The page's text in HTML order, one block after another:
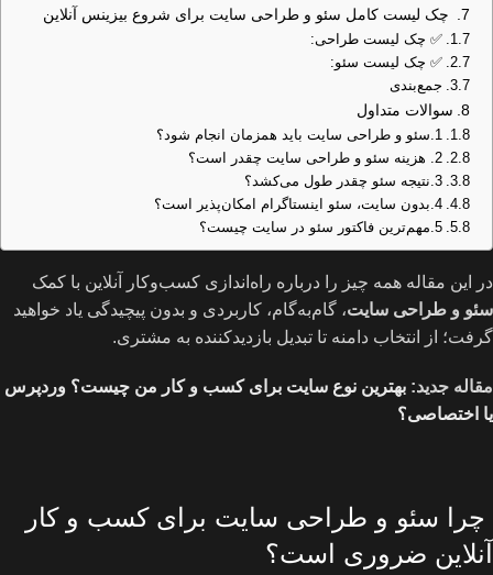
چک لیست کامل سئو و طراحی سایت برای شروع بیزینس آنلاین
✅ چک لیست طراحی:
✅ چک لیست سئو:
جمع‌بندی
سوالات متداول
1.سئو و طراحی سایت باید همزمان انجام شود؟
2. هزینه سئو و طراحی سایت چقدر است؟
3.نتیجه سئو چقدر طول می‌کشد؟
4.بدون سایت، سئو اینستاگرام امکان‌پذیر است؟
5.مهم‌ترین فاکتور سئو در سایت چیست؟
در این مقاله همه چیز را درباره راه‌اندازی کسب‌وکار آنلاین با کمک
سئو و طراحی سایت، گام‌به‌گام، کاربردی و بدون پیچیدگی یاد خواهید
گرفت؛ از انتخاب دامنه تا تبدیل بازدیدکننده به مشتری.
مقاله جدید: بهترین نوع سایت برای کسب و کار من چیست؟ وردپرس
یا اختصاصی؟
چرا سئو و طراحی سایت برای کسب و کار
آنلاین ضروری است؟